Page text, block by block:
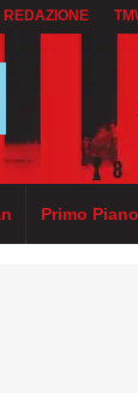
REDAZIONE
Primo Piano